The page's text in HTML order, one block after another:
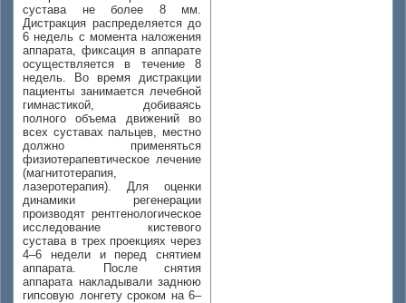
сустава не более 8 мм.
Дистракция распределяется до
6 недель с момента наложения
аппарата, фиксация в аппарате
осуществляется в течение 8
недель. Во время дистракции
пациенты занимается лечебной
гимнастикой, добиваясь
полного объема движений во
всех суставах пальцев, местно
должно применяться
физиотерапевтическое лечение
(магнитотерапия,
лазеротерапия). Для оценки
динамики регенерации
производят рентгенологическое
исследование кистевого
сустава в трех проекциях через
4–6 недели и перед снятием
аппарата. После снятия
аппарата накладывали заднюю
гипсовую лонгету сроком на 6–